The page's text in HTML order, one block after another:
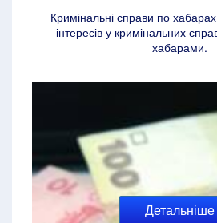
Кримінальні справи по
інтересів у кримінальних
хабарами.
Детальніше